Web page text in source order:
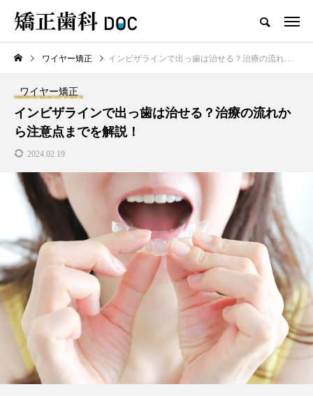
TOP ワイヤー矯正 マウスピース矯正
新着記事
ワイヤー矯正
テスト用_東京都おすすめの矯
正歯科の名医28人
2026.06.12
マウスピース型矯正治療後に
保定は必要?リテーナーの装着
期間や時間、注意点も解説
2025.12.07
注目のトピック
ワイヤー矯正 インビザラインで出っ歯は治せる？治療の流れから注意点までを解説！
ワイヤー矯正
インビザラインで出っ歯は治せる？治療の流れか
ら注意点までを解説！
2024.02.19